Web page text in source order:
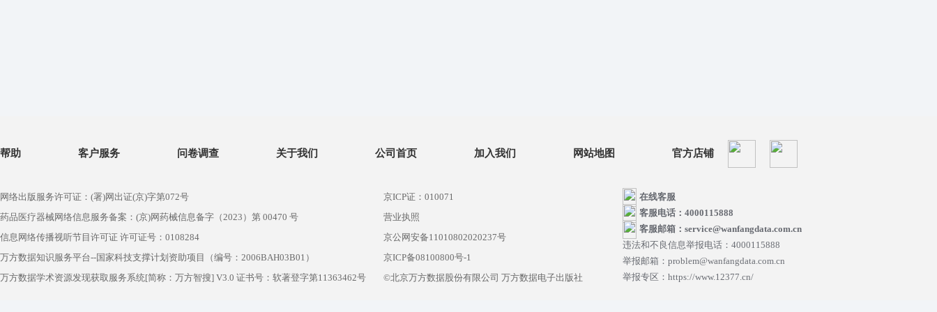
帮助 客户服务 问卷调查 关于我们 公司首页 加入我们 网站地图 官方店铺
网络出版服务许可证：(署)网出证(京)字第072号
药品医疗器械网络信息服务备案：(京)网药械信息备字（2023）第 00470 号
信息网络传播视听节目许可证 许可证号：0108284
万方数据知识服务平台--国家科技支撑计划资助项目（编号：2006BAH03B01）
万方数据学术资源发现获取服务系统[简称：万方智搜] V3.0 证书号：软著登字第11363462号
京ICP证：010071
营业执照
京公网安备11010802020237号
京ICP备08100800号-1
©北京万方数据股份有限公司 万方数据电子出版社
在线客服
客服电话：4000115888
客服邮箱：service@wanfangdata.com.cn
违法和不良信息举报电话：4000115888
举报邮箱：problem@wanfangdata.com.cn
举报专区：https://www.12377.cn/